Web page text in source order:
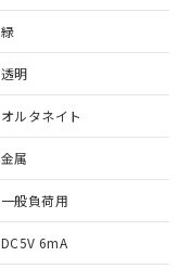
緑
透明
オルタネイト
金属
一般負荷用
DC5V 6mA